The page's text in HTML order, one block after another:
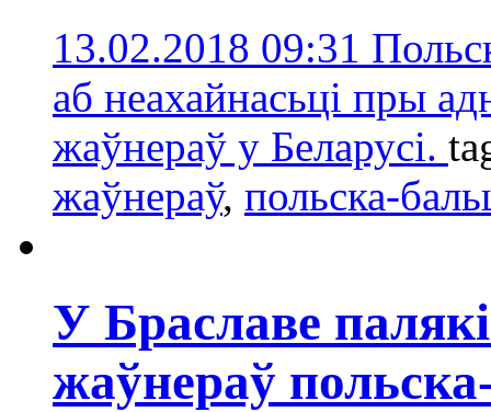
13.02.2018 09:31
аб неахайнасьці пры
жаўнераў у Беларусі.
жаўнераў, польска-
У Браславе
жаўнераў